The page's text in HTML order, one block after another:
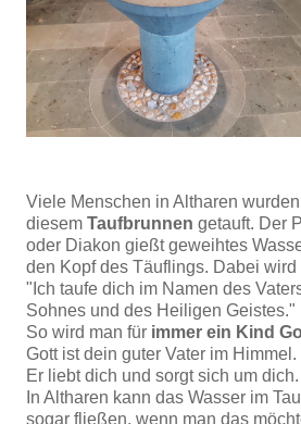
Viele Menschen in Altharen
diesem Taufbrunnen getauft. Der
oder Diakon gießt geweihtes
den Kopf des Täuflings. Dabei wird
"Ich taufe dich im Namen des
Sohnes und des Heiligen Geistes."
So wird man für immer ein Kind
Gott ist dein guter Vater im Himmel.
Er liebt dich und sorgt sich um dich.
In Altharen kann das Wasser im
sogar fließen, wenn man das